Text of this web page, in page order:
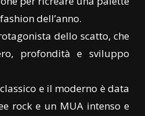
dell’anno.
dello scatto, che
profondità e sviluppo
e il moderno è data
rock e un MUA intenso e